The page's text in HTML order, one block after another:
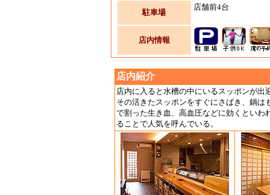
駐車場
店舗前4台
店内情報
店内紹介
店内に入ると水槽の中にいるスッポンが出
その活きたスッポンをすぐにさばき、鍋
で割った生き血、高血圧などに効くとい
ることで人気を呼んでいる。